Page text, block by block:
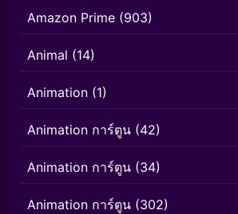
Amazon Prime (903)
Animal (14)
Animation (1)
Animation การ์ตูน (42)
Animation การ์ตูน (34)
Animation การ์ตูน (302)